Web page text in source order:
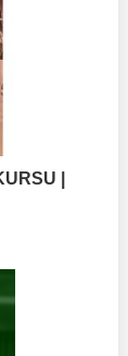
|